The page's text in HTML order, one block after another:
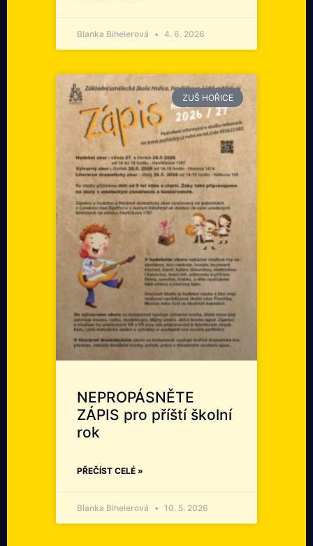
Blanka Bihelerová 4. 6. 2026
ZUŠ HOŘICE
NEPROPÁSNĚTE
ZÁPIS pro příští školní
rok
PŘEČÍST CELÉ »
Blanka Bihelerová 10. 5. 2026